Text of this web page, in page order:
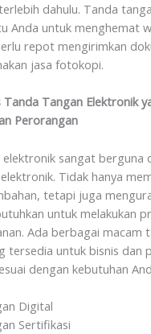
dahulu. Tanda
Anda untuk menghemat
repot mengirimkan
jasa fotokopi.
Tanda Tangan Elektronik
Perorangan
sangat berguna
Tidak hanya
tetapi juga
untuk melakukan
Ada berbagai macam
tersedia untuk bisnis dan
dengan kebutuhan
Digital
Sertifikasi